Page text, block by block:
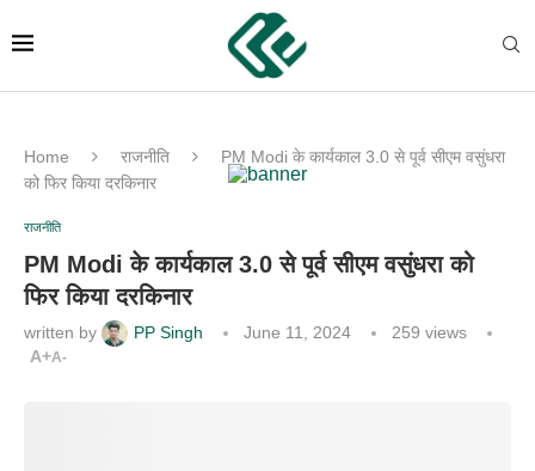
Home राजनीति
PM Modi के कार्यकाल 3.0 से पूर्व सीएम वसुंधरा
को फिर किया दरकिनार
राजनीति
PM Modi के कार्यकाल 3.0 से पूर्व सीएम वसुंधरा को
फिर किया दरकिनार
written by PP Singh June 11, 2024 259 views
A+A-